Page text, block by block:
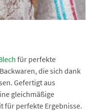
für perfekte
die sich dank
Gefertigt aus
gleichmäßige
für perfekte Ergebnisse.